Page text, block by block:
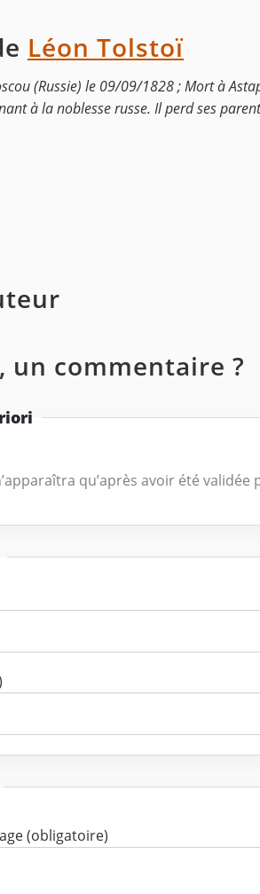
Léon Tolstoï
(Russie) le 09/09/1828 ; Mort à
à la noblesse russe. Il perd ses
un commentaire ?
qu’après avoir été
Texte de votre message (obligatoire)